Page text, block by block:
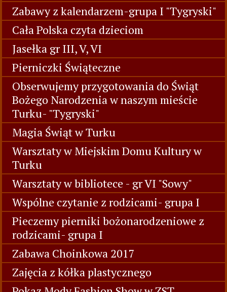
Zabawy z kalendarzem-grupa I "Tygryski"
Cała Polska czyta dzieciom
Jasełka gr III, V, VI
Pierniczki Świąteczne
Obserwujemy przygotowania do Świąt
Bożego Narodzenia w naszym mieście
Turku- "Tygryski"
Magia Świąt w Turku
Warsztaty w Miejskim Domu Kultury w
Turku
Warsztaty w bibliotece - gr VI "Sowy"
Wspólne czytanie z rodzicami- grupa I
Pieczemy pierniki bożonarodzeniowe z
rodzicami- grupa I
Zabawa Choinkowa 2017
Zajęcia z kółka plastycznego